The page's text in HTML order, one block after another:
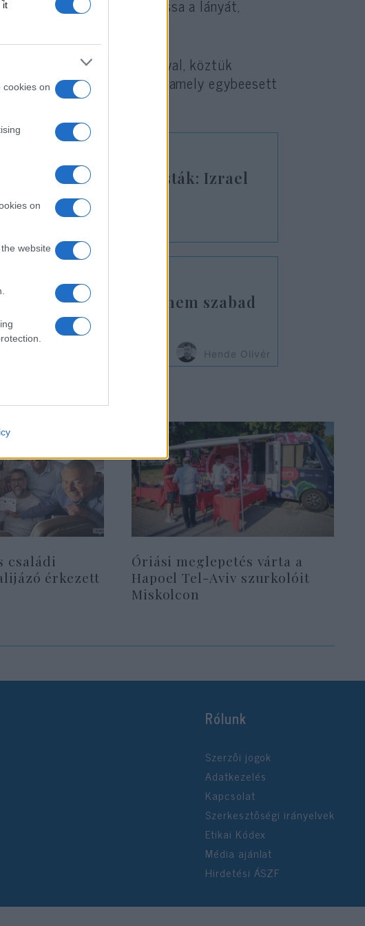
it
cookies on
on
website
egyszer utoljára láthassa a lányát,
újra találkozott családjával, köztük
Yaakov születésnapját, amely egybeesett
a katari propagandisták: Izrael
al-Dzsazírát
Brüsszelnek, nem szabad
Hende Olivér
családi
érkezett
Óriási meglepetés várta a
Hapoel Tel-Aviv szurkolóit
Miskolcon
Rólunk
Szerzői jogok
Adatkezelés
Kapcsolat
Szerkesztőségi irányelvek
Etikai Kódex
Média ajánlat
Hirdetési ÁSZF